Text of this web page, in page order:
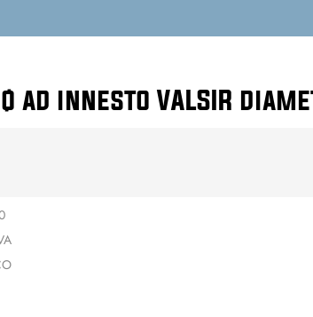
ad innesto VALSIR